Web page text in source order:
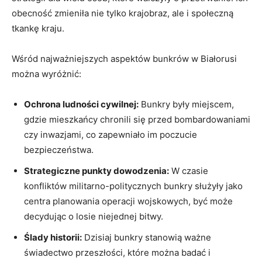
obecność zmieniła nie tylko krajobraz, ale i społeczną
tkankę kraju.
Wśród najważniejszych ​aspektów bunkrów w​ Białorusi
można wyróżnić:
Ochrona ludności cywilnej: Bunkry ⁣były miejscem,
gdzie mieszkańcy chronili się przed bombardowaniami
czy inwazjami, co zapewniało im poczucie
bezpieczeństwa.
Strategiczne‌ punkty ‌dowodzenia: W czasie
konfliktów militarno-politycznych bunkry służyły⁣ jako
⁤centra planowania operacji ⁢wojskowych, ⁣być może
decydując o losie niejednej⁤ bitwy.
Ślady‍ historii: Dzisiaj bunkry stanowią ważne
‌świadectwo przeszłości, ​które można badać i‍